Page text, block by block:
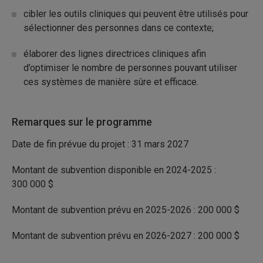
cibler les outils cliniques qui peuvent être utilisés pour
sélectionner des personnes dans ce contexte;
élaborer des lignes directrices cliniques afin
d’optimiser le nombre de personnes pouvant utiliser
ces systèmes de manière sûre et efficace.
Remarques sur le programme
Date de fin prévue du projet : 31 mars 2027
Montant de subvention disponible en 2024-2025 :
300 000 $
Montant de subvention prévu en 2025-2026 : 200 000 $
Montant de subvention prévu en 2026-2027 : 200 000 $